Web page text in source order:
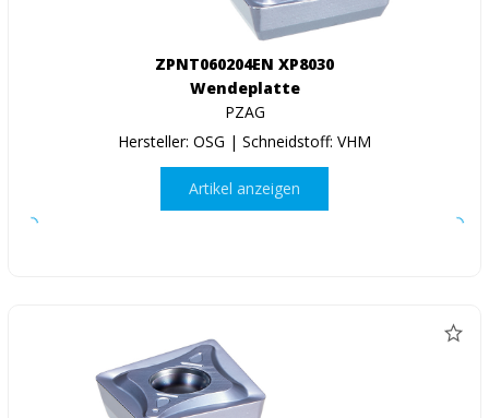
ZPNT060204EN XP8030
Wendeplatte
PZAG
Hersteller: OSG | Schneidstoff: VHM
Artikel anzeigen